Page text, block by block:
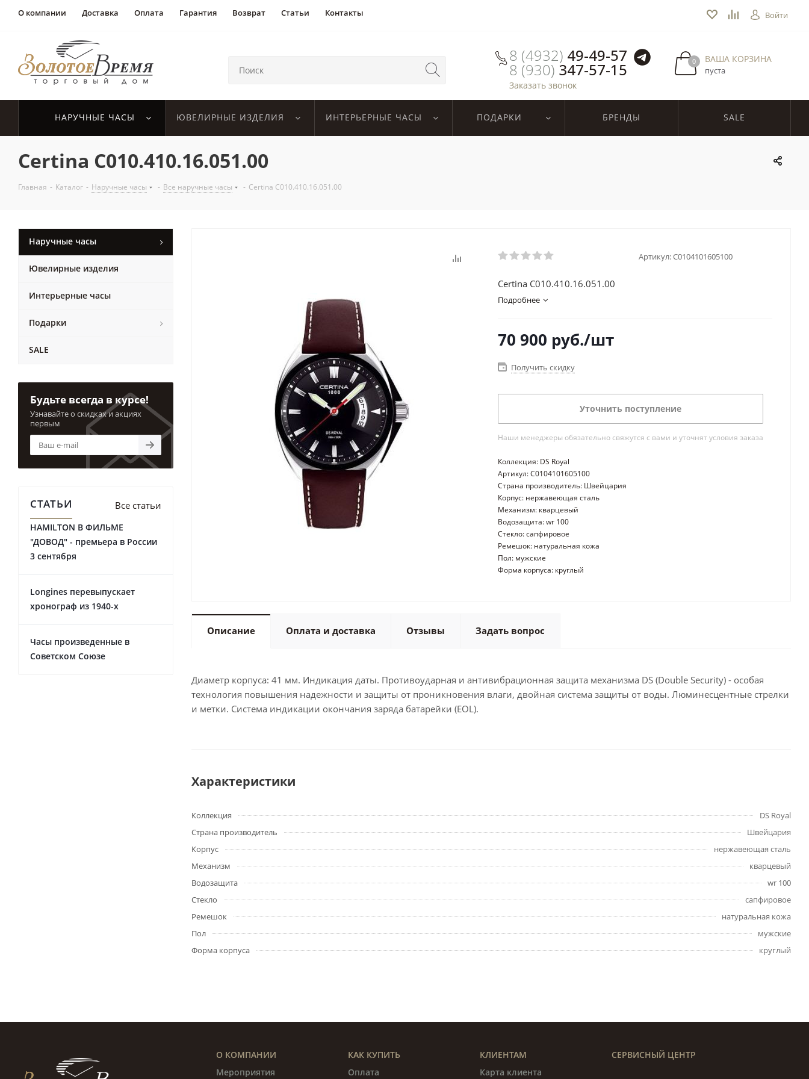
О компании Доставка Оплата Гарантия Возврат Статьи Контакты Войти
8 (4932) 49-49-57
8 (930) 347-57-15
Заказать звонок
ВАША КОРЗИНА
пуста
0
НАРУЧНЫЕ ЧАСЫ ЮВЕЛИРНЫЕ ИЗДЕЛИЯ ИНТЕРЬЕРНЫЕ ЧАСЫ ПОДАРКИ БРЕНДЫ SALE
Certina C010.410.16.051.00
Главная - Каталог - Наручные часы - Все наручные часы - Certina C010.410.16.051.00
Артикул:C0104101605100
Certina C010.410.16.051.00
Подробнее
70 900 руб./шт
Получить скидку
Уточнить поступление
Наши менеджеры обязательно свяжутся с вами и уточнят условия заказа
Коллекция: DS Royal
Артикул: C0104101605100
Страна производитель: Швейцария
Корпус: нержавеющая сталь
Механизм: кварцевый
Водозащита: wr 100
Стекло: сапфировое
Ремешок: натуральная кожа
Пол: мужские
Форма корпуса: круглый
Описание Оплата и доставка Отзывы Задать вопрос
Диаметр корпуса: 41 мм. Индикация даты. Противоударная и антивибрационная защита механизма DS (Double Security) - особая
технология повышения надежности и защиты от проникновения влаги, двойная система защиты от воды. Люминесцентные стрелки
и метки. Система индикации окончания заряда батарейки (EOL).
Характеристики
Коллекция
DS Royal
Страна производитель
Швейцария
Корпус
нержавеющая сталь
Механизм
кварцевый
Водозащита
wr 100
Стекло
сапфировое
Ремешок
натуральная кожа
Пол
мужские
Форма корпуса
круглый
Наручные часы
Ювелирные изделия
Интерьерные часы
Подарки
SALE
Будьте всегда в курсе!
Узнавайте о скидках и акциях
первым
СТАТЬИ Все статьи
HAMILTON В ФИЛЬМЕ
"ДОВОД" - премьера в России
3 сентября
Longines перевыпускает
хронограф из 1940-х
Часы произведенные в
Советском Союзе
О КОМПАНИИ
Мероприятия
КАК КУПИТЬ
Оплата
КЛИЕНТАМ
Карта клиента
СЕРВИСНЫЙ ЦЕНТР